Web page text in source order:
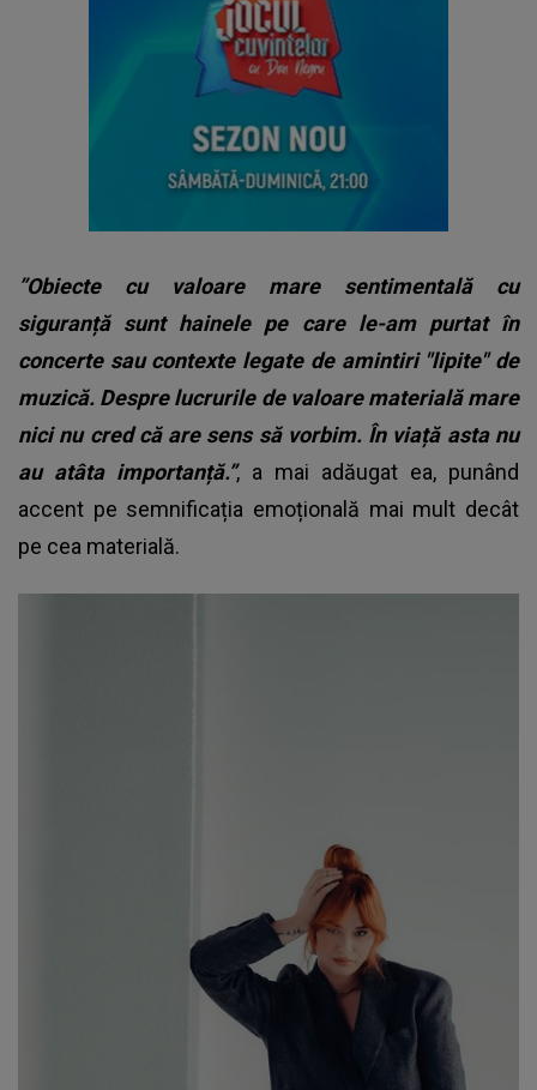
”Obiecte cu valoare mare sentimentală cu
siguranță sunt hainele pe care le-am purtat în
concerte sau contexte legate de amintiri "lipite" de
muzică. Despre lucrurile de valoare materială mare
nici nu cred că are sens să vorbim. În viață asta nu
au atâta importanță.”, a mai adăugat ea, punând
accent pe semnificația emoțională mai mult decât
pe cea materială.